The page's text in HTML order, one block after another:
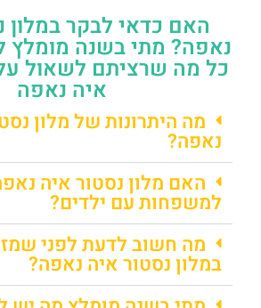
האם כדאי לבקר במלון
נאפה? מתי בשנה מומלץ
כל מה שרציתם לשאול על
איה נאפה
מה היתרונות של מלון
נאפה?
האם מלון נסטור איה
למשפחות עם ילדים?
מה חשוב לדעת לפני
במלון נסטור איה נאפה?